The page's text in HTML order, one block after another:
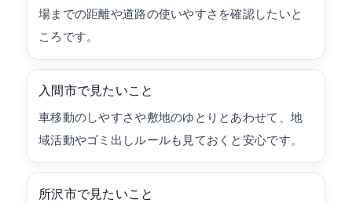
場までの距離や道路の使いやすさを確認したいと
ころです。
入間市で見たいこと
車移動のしやすさや敷地のゆとりとあわせて、地
域活動やゴミ出しルールも見ておくと安心です。
所沢市で見たいこと